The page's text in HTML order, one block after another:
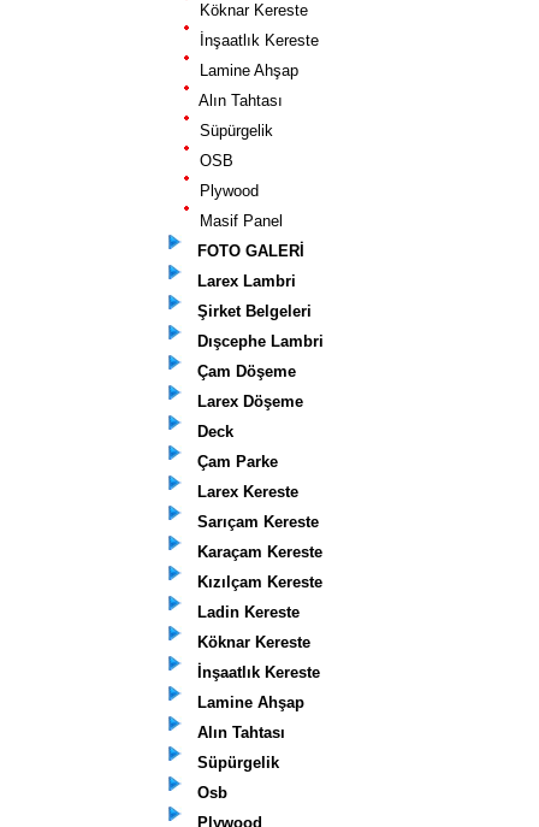
Köknar Kereste
İnşaatlık Kereste
Lamine Ahşap
Alın Tahtası
Süpürgelik
OSB
Plywood
Masif Panel
FOTO GALERİ
Larex Lambri
Şirket Belgeleri
Dışcephe Lambri
Çam Döşeme
Larex Döşeme
Deck
Çam Parke
Larex Kereste
Sarıçam Kereste
Karaçam Kereste
Kızılçam Kereste
Ladin Kereste
Köknar Kereste
İnşaatlık Kereste
Lamine Ahşap
Alın Tahtası
Süpürgelik
Osb
Plywood